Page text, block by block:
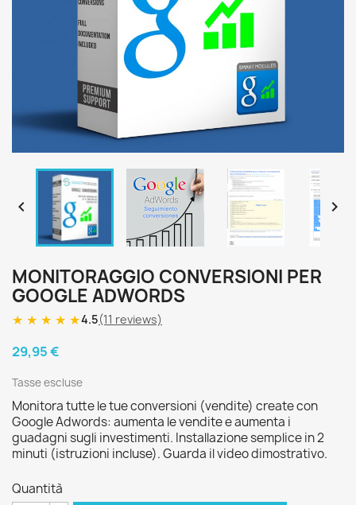
 
MONITORAGGIO CONVERSIONI PER
GOOGLE ADWORDS
★ ★ ★ ★ ★4.5(11 reviews)
29,95 €
Tasse escluse
Monitora tutte le tue conversioni (vendite) create con
Google Adwords: aumenta le vendite e aumenta i
guadagni sugli investimenti. Installazione semplice in 2
minuti (istruzioni incluse). Guarda il video dimostrativo.
Quantità